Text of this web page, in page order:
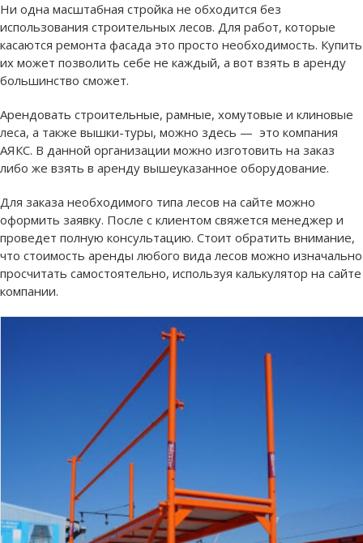
Ни одна масштабная стройка не обходится без
использования строительных лесов. Для работ, которые
касаются ремонта фасада это просто необходимость. Купить
их может позволить себе не каждый, а вот взять в аренду
большинство сможет.
Арендовать строительные, рамные, хомутовые и клиновые
леса, а также вышки-туры, можно здесь — это компания
АЯКС. В данной организации можно изготовить на заказ
либо же взять в аренду вышеуказанное оборудование.
Для заказа необходимого типа лесов на сайте можно
оформить заявку. После с клиентом свяжется менеджер и
проведет полную консультацию. Стоит обратить внимание,
что стоимость аренды любого вида лесов можно изначально
просчитать самостоятельно, используя калькулятор на сайте
компании.